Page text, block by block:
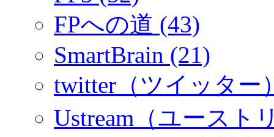
FPへの道 (43)
SmartBrain (21)
twitter（ツイッター
Ustream（ユースト